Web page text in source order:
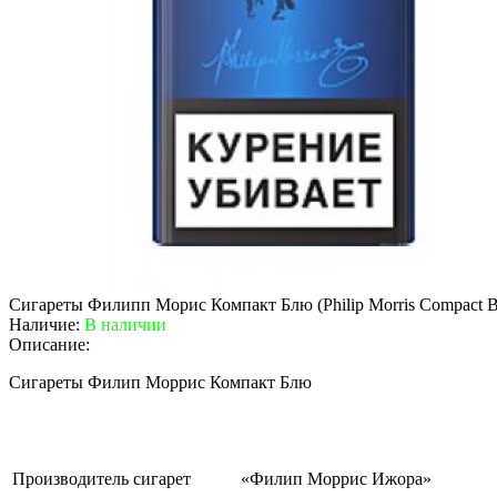
Сигареты Филипп Морис Компакт Блю (Philip Morris Compact
Наличие: В наличии
Описание:
Сигареты Филип Моррис Компакт Блю
Производитель сигарет «Филип Моррис Ижора»